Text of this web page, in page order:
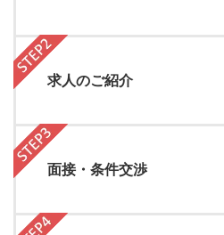
求人のご紹介
面接・条件交渉